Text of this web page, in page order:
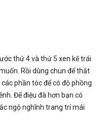
thứ 4 và thứ 5 xen kẽ trái
Rồi dùng chun để thắt
phần tóc để có độ phồng
Để điệu đà hơn bạn có
ngộ nghĩnh trang trí mái